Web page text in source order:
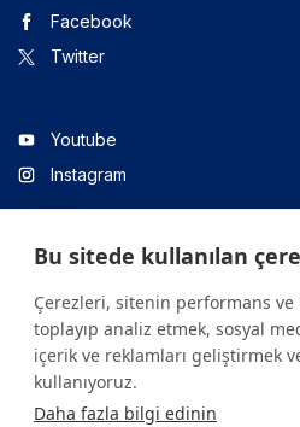
Facebook
Twitter
Youtube
Instagram
Linkedin
Sitede yer alan tüm içerikler
Sağlığınızla ilgili sorularınız için
kuruluşuna başvurunuz.
Bu sitede kullanılan
Çerezleri, sitenin performans ve
toplayıp analiz etmek, sosyal
içerik ve reklamları geliştirmek
kullanıyoruz.
Daha fazla bilgi edinin